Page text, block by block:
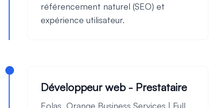
référencement naturel (SEO) et
expérience utilisateur.
Développeur web - Prestataire
Eolas, Orange Business Services | Full